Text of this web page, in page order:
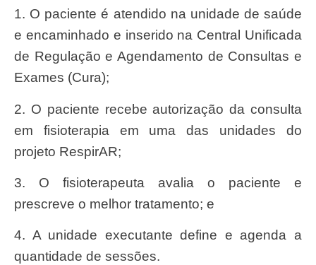
1. O paciente é atendido na unidade de saúde
e encaminhado e inserido na Central Unificada
de Regulação e Agendamento de Consultas e
Exames (Cura);
2. O paciente recebe autorização da consulta
em fisioterapia em uma das unidades do
projeto RespirAR;
3. O fisioterapeuta avalia o paciente e
prescreve o melhor tratamento; e
4. A unidade executante define e agenda a
quantidade de sessões.